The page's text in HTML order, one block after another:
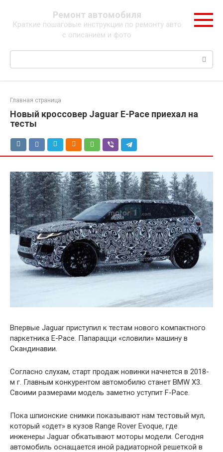
контенту
Ремонт автомобиля
Краткие пошаговые инструкции по ремонту авто
с описанием и фото
Поиск:
Главная страница
Новый кроссовер Jaguar E-Pace приехал на
тесты
Впервые Jaguar приступил к тестам нового компактного
паркетника E-Pace. Папарацци «словили» машину в
Скандинавии.
Согласно слухам, старт продаж новинки начнется в 2018-
м г. Главным конкурентом автомобилю станет BMW X3.
Своими размерами модель заметно уступит F-Pace.
Пока шпионские снимки показывают нам тестовый мул,
который «одет» в кузов Range Rover Evoque, где
инженеры Jaguar обкатывают моторы модели. Сегодня
автомобиль оснащается иной радиаторной решеткой в